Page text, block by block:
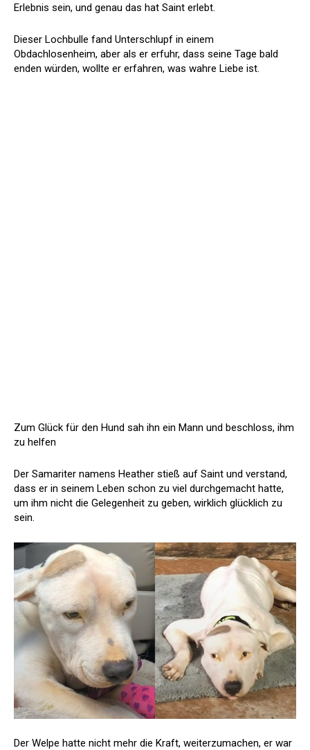
Erlebnis sein, und genau das hat Saint erlebt.
Dieser Lochbulle fand Unterschlupf in einem
Obdachlosenheim, aber als er erfuhr, dass seine Tage bald
enden würden, wollte er erfahren, was wahre Liebe ist.
Zum Glück für den Hund sah ihn ein Mann und beschloss, ihm
zu helfen
Der Samariter namens Heather stieß auf Saint und verstand,
dass er in seinem Leben schon zu viel durchgemacht hatte,
um ihm nicht die Gelegenheit zu geben, wirklich glücklich zu
sein.
Der Welpe hatte nicht mehr die Kraft, weiterzumachen, er war